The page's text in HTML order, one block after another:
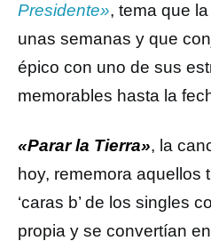
Presidente», tema que
unas semanas y que
épico con uno de sus
memorables hasta la
«Parar la Tierra», la
hoy, rememora aquellos
‘caras b’ de los singles
propia y se convertían